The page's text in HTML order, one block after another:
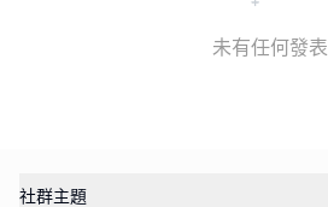
未有任何發表
社群主題